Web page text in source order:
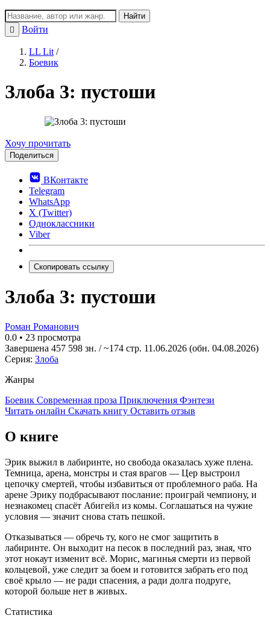
Найти
Войти
LL Lit /
Боевик
Злоба 3: пустоши
Хочу прочитать
Поделиться
ВКонтакте
Telegram
WhatsApp
X (Twitter)
Одноклассники
Viber
Скопировать ссылку
Злоба 3: пустоши
Роман Романович
0.0 • 23 просмотра
Завершена 457 598 зн. / ~174 стр. 11.06.2026 (обн. 04.08.2026)
Серия: Злоба
Жанры
Боевик Современная проза Приключения Фэнтези
Читать онлайн Скачать книгу Оставить отзыв
О книге
Эрик выжил в лабиринте, но свобода оказалась хуже плена.
Темница, арена, монстры и стая врагов — Цер выстроил
цепочку смертей, чтобы избавиться от проблемного раба. На
арене Эрику подбрасывают послание: проиграй чемпиону, и
незнакомец спасёт Абигейл из комы. Соглашаться на чужие
условия — значит снова стать пешкой.
Отказываться — обречь ту, кого не смог защитить в
лабиринте. Он выходит на песок в последний раз, зная, что
этот нокаут изменит всё. Морис, магинья смерти из первой
кольцевой, уже следит за боем и готовится забрать его под
своё крыло — не ради спасения, а ради долга подруге,
которой больше нет в живых.
Статистика